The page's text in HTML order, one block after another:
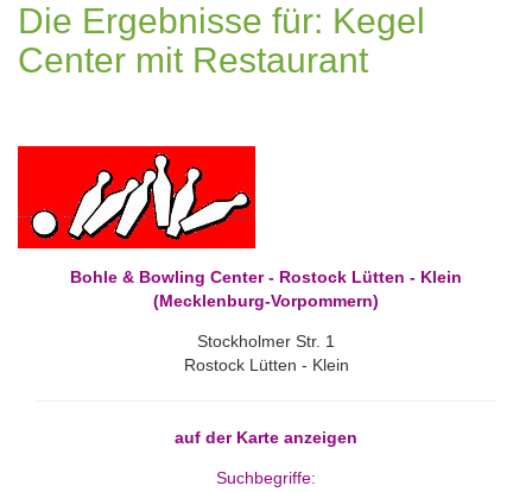
Die Ergebnisse für: Kegel
Center mit Restaurant
Bohle & Bowling Center - Rostock Lütten - Klein
(Mecklenburg-Vorpommern)
Stockholmer Str. 1
Rostock Lütten - Klein
auf der Karte anzeigen
Suchbegriffe: